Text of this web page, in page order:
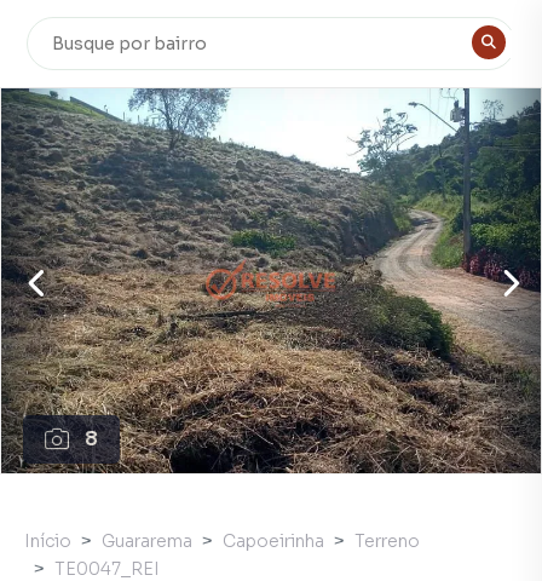
8
Início Guararema Capoeirinha
Terreno
TE0047_REI